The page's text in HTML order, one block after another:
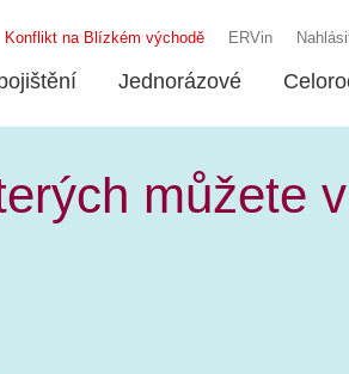
Konflikt na Blízkém východě ERVin
Jednorázové
můžete